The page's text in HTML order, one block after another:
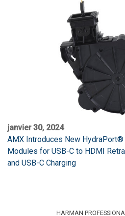
janvier 30, 2024
AMX Introduces New
Modules for USB-C to HDMI
and USB-C Charging
HARMAN